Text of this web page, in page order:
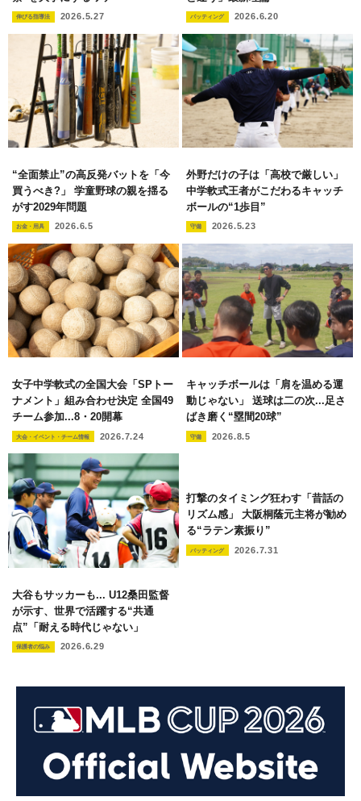
伸びる指導法 2026.5.27 バッティング 2026.6.20
“全面禁止”の高反発バットを「今
買うべき?」 学童野球の親を揺る
がす2029年問題
お金・用具 2026.6.5
外野だけの子は「高校で厳しい」
中学軟式王者がこだわるキャッチ
ボールの“1歩目”
守備 2026.5.23
女子中学軟式の全国大会「SPトー
ナメント」組み合わせ決定 全国49
チーム参加...8・20開幕
大会・イベント・チーム情報 2026.7.24
キャッチボールは「肩を温める運
動じゃない」 送球は二の次...足さ
ばき磨く“塁間20球”
守備 2026.8.5
大谷もサッカーも... U12桑田監督
が示す、世界で活躍する“共通
点”「耐える時代じゃない」
保護者の悩み 2026.6.29
打撃のタイミング狂わす「昔話の
リズム感」 大阪桐蔭元主将が勧め
る“ラテン素振り”
バッティング 2026.7.31